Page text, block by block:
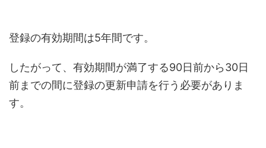
登録の有効期間は5年間です。
したがって、有効期間が満了する90日前から30日
前までの間に登録の更新申請を行う必要がありま
す。